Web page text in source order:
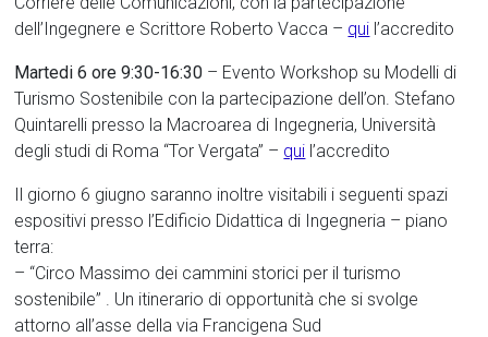
dell’Ingegnere e Scrittore Roberto Vacca – qui l’accredito
Martedi 6 ore 9:30-16:30 – Evento Workshop su Modelli di
Turismo Sostenibile con la partecipazione dell’on. Stefano
Quintarelli presso la Macroarea di Ingegneria, Università
degli studi di Roma “Tor Vergata” – qui l’accredito
Il giorno 6 giugno saranno inoltre visitabili i seguenti spazi
espositivi presso l’Edificio Didattica di Ingegneria – piano
terra:
– “Circo Massimo dei cammini storici per il turismo
sostenibile” . Un itinerario di opportunità che si svolge
attorno all’asse della via Francigena Sud